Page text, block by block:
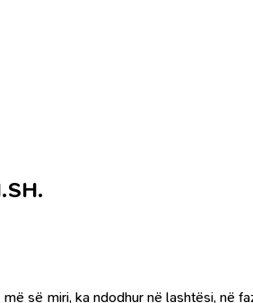
së miri, ka ndodhur në lashtësi, në